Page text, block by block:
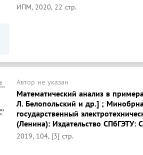
ИПМ, 2020, 22 стр.
Автор не указан
Математический анализ в
Л. Белопольский и др.] ;
государственный
(Ленина): Издательство
2019, 104, [3] стр.